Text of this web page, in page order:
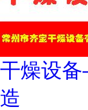
干燥设
造